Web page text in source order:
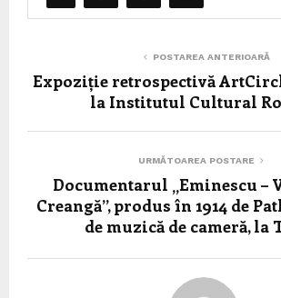
POSTAREA ANTERIOARĂ
Expoziție retrospectivă
la Institutul Cultural
URMĂTOAREA POSTARE
Documentarul „Eminescu –
Creangă”, produs în 1914 de
de muzică de cameră, la